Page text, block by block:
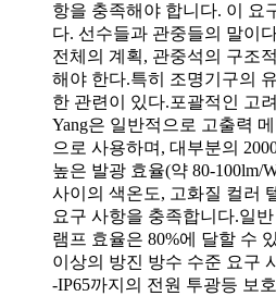
항을 충족해야 합니다. 이 요
다. 선수들과 관중들의 말이
전체의 계획, 관중석의 구조
해야 한다.특히 조명기구의
한 관련이 있다.포괄적인 고
Yang은 일반적으로 고출력
으로 사용하며, 대부분의
높은 발광 효율(약 80-100lm/
사이의 색온도, 고화질 컬러
요구 사항을 충족합니다.일
램프 효율은 80%에 달할 수
이상의 방진 방수 수준 요구
-IP65까지의 전원 투광등 보